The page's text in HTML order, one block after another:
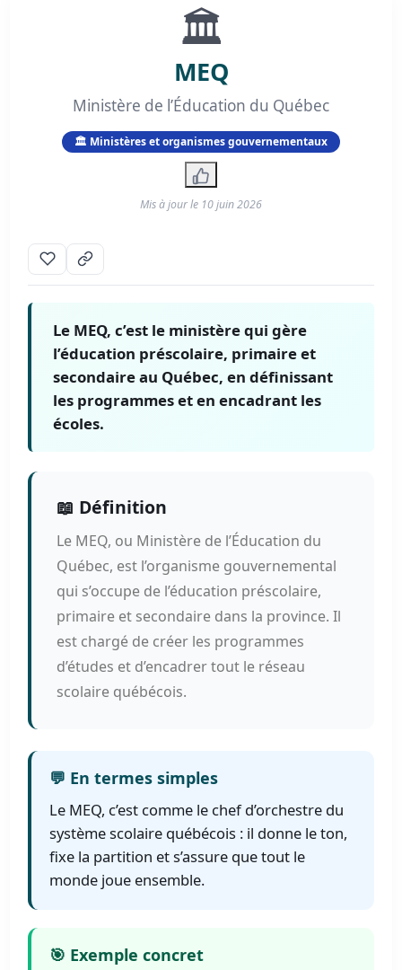
🏛️
MEQ
Ministère de l’Éducation du Québec
🏛️ Ministères et organismes gouvernementaux
Mis à jour le 10 juin 2026
Le MEQ, c’est le ministère qui gère
l’éducation préscolaire, primaire et
secondaire au Québec, en définissant
les programmes et en encadrant les
écoles.
📖 Définition
Le MEQ, ou Ministère de l’Éducation du
Québec, est l’organisme gouvernemental
qui s’occupe de l’éducation préscolaire,
primaire et secondaire dans la province. Il
est chargé de créer les programmes
d’études et d’encadrer tout le réseau
scolaire québécois.
💬 En termes simples
Le MEQ, c’est comme le chef d’orchestre du
système scolaire québécois : il donne le ton,
fixe la partition et s’assure que tout le
monde joue ensemble.
🎯 Exemple concret